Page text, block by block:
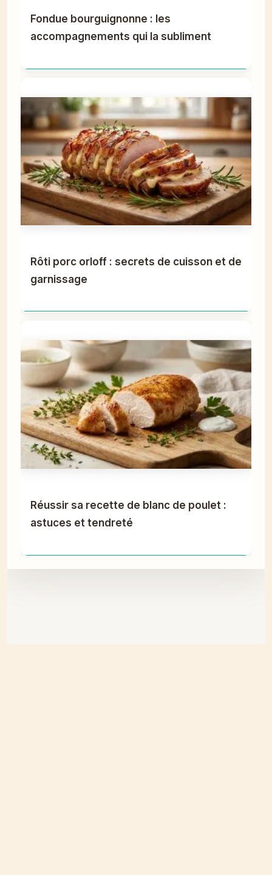
Fondue bourguignonne : les
accompagnements qui la subliment
Rôti porc orloff : secrets de cuisson et de
garnissage
Réussir sa recette de blanc de poulet :
astuces et tendreté